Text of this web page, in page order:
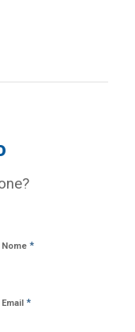
Nome *
Email *